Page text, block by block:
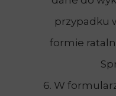
przypadku
formie
6. W